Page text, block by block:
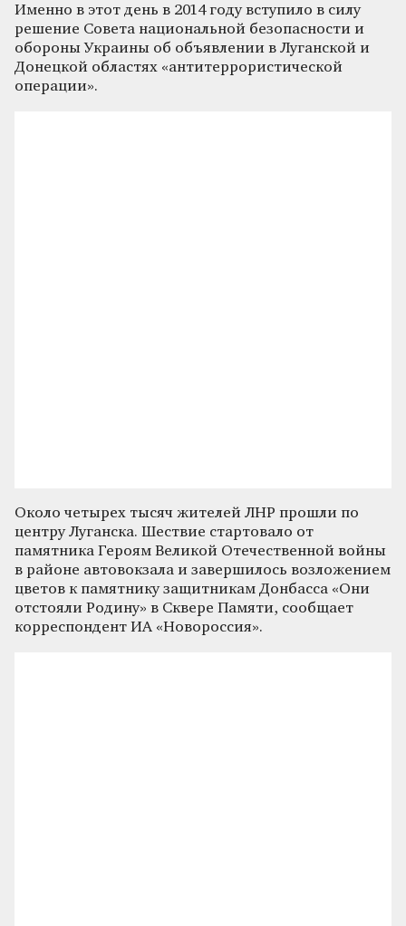
Именно в этот день в 2014 году вступило в силу
решение Совета национальной безопасности и
обороны Украины об объявлении в Луганской и
Донецкой областях «антитеррористической
операции».
Около четырех тысяч жителей ЛНР прошли по
центру Луганска. Шествие стартовало от
памятника Героям Великой Отечественной войны
в районе автовокзала и завершилось возложением
цветов к памятнику защитникам Донбасса «Они
отстояли Родину» в Сквере Памяти, сообщает
корреспондент ИА «Новороссия».